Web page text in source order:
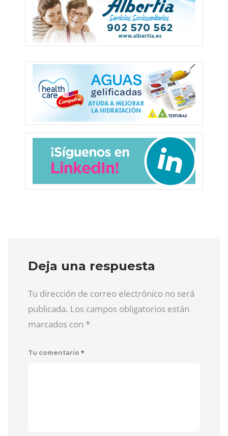
Deja una respuesta
Tu dirección de correo electrónico no será
publicada. Los campos obligatorios están
marcados con *
Tu comentario *